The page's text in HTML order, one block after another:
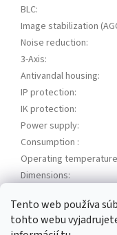
Tento web používa
tohto webu
BLC:
Image stabilization
Noise reduction:
3-Axis:
Antivandal housing:
IP protection:
IK protection:
Power supply:
Consumption :
Operating temperature
Dimensions: